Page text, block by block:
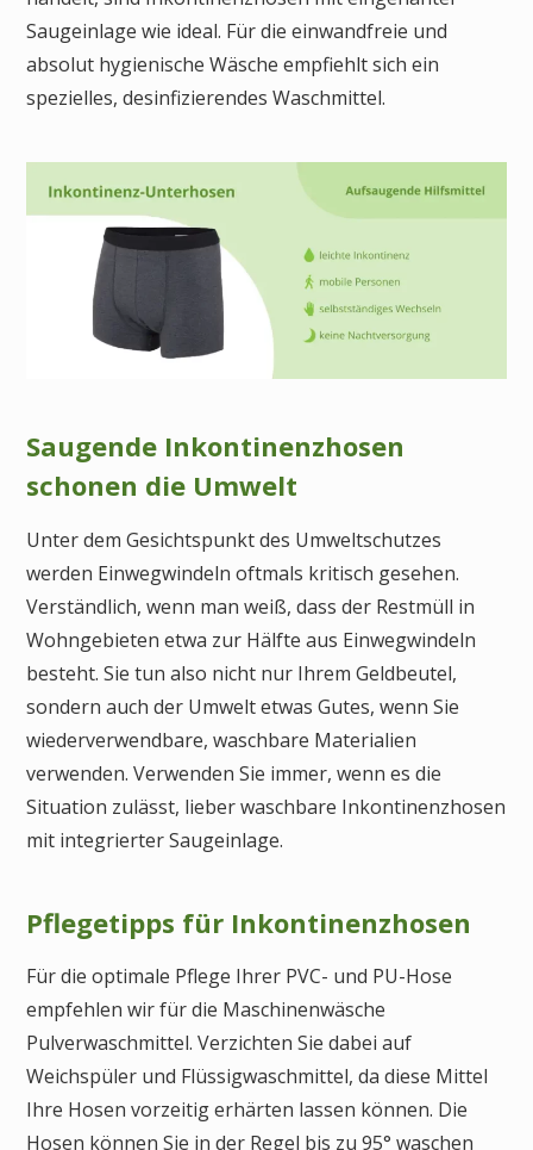
Saugeinlage wie ideal. Für die einwandfreie und
absolut hygienische Wäsche empfiehlt sich ein
spezielles, desinfizierendes Waschmittel.
Saugende Inkontinenzhosen
schonen die Umwelt
Unter dem Gesichtspunkt des Umweltschutzes
werden Einwegwindeln oftmals kritisch gesehen.
Verständlich, wenn man weiß, dass der Restmüll in
Wohngebieten etwa zur Hälfte aus Einwegwindeln
besteht. Sie tun also nicht nur Ihrem Geldbeutel,
sondern auch der Umwelt etwas Gutes, wenn Sie
wiederverwendbare, waschbare Materialien
verwenden. Verwenden Sie immer, wenn es die
Situation zulässt, lieber waschbare Inkontinenzhosen
mit integrierter Saugeinlage.
Pflegetipps für Inkontinenzhosen
Für die optimale Pflege Ihrer PVC- und PU-Hose
empfehlen wir für die Maschinenwäsche
Pulverwaschmittel. Verzichten Sie dabei auf
Weichspüler und Flüssigwaschmittel, da diese Mittel
Ihre Hosen vorzeitig erhärten lassen können. Die
Hosen können Sie in der Regel bis zu 95° waschen